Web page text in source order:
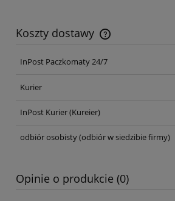
Koszty dostawy
Cena nie zawiera ewentualnych kosztów
InPost Paczkomaty 24/7
Kurier
InPost Kurier(Kureier)
odbiór osobisty(odbiór w siedzibie firmy)
Opinie o produkcie (0)